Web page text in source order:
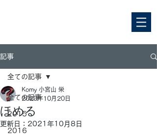
記事
全ての記事
2015
2016
全ての記事
ほめる
Komy 小宮山 栄
2020年10月20日
更新日： 2021年10月8日